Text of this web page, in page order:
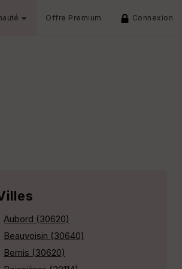
Offre Premium Connexion
Aubord (30620)
Beauvoisin (30640)
Bernis (30620)